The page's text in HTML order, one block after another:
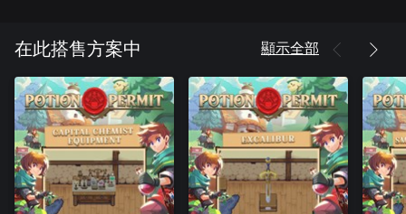
在此搭售方案中 顯示全部